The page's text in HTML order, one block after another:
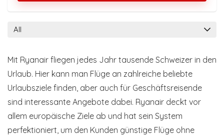
All
Mit Ryanair fliegen jedes Jahr tausende Schweizer in den
Urlaub. Hier kann man Flüge an zahlreiche beliebte
Urlaubsziele finden, aber auch für Geschäftsreisende
sind interessante Angebote dabei. Ryanair deckt vor
allem europäische Ziele ab und hat sein System
perfektioniert, um den Kunden günstige Flüge ohne